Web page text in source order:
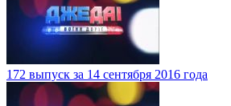
172 выпуск за 14 сентября 2016 года